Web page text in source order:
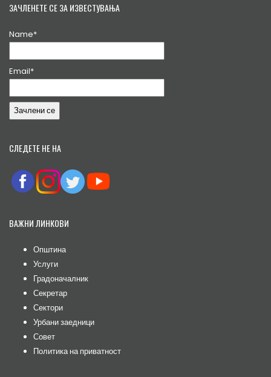
ЗАЧЛЕНЕТЕ СЕ ЗА ИЗВЕСТУВАЊА
Name*
Email*
СЛЕДЕТЕ НЕ НА
ВАЖНИ ЛИНКОВИ
Општина
Услуги
Градоначалник
Секретар
Сектори
Урбани заедници
Совет
Политика на приватност